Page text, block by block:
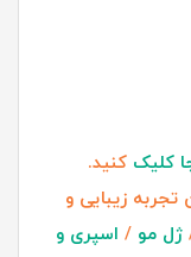
کلیک کنید.
زیبایی و
ژل مو / اسپری و